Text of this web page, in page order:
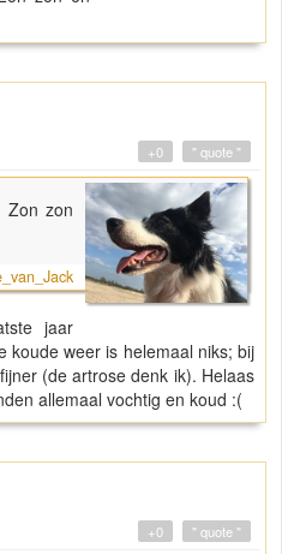
" quote "
+0
zon
jaar
koude weer is helemaal niks; bij
(de artrose denk ik). Helaas
allemaal vochtig en koud :(
" quote "
+0